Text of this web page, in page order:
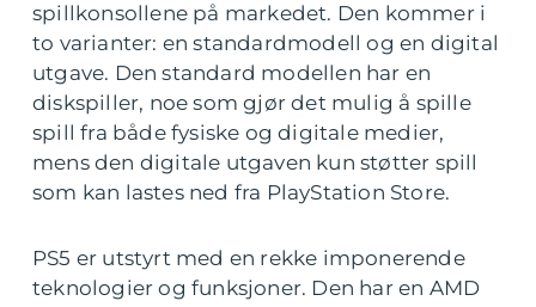
spillkonsollene på markedet. Den kommer i
to varianter: en standardmodell og en digital
utgave. Den standard modellen har en
diskspiller, noe som gjør det mulig å spille
spill fra både fysiske og digitale medier,
mens den digitale utgaven kun støtter spill
som kan lastes ned fra PlayStation Store.
PS5 er utstyrt med en rekke imponerende
teknologier og funksjoner. Den har en AMD